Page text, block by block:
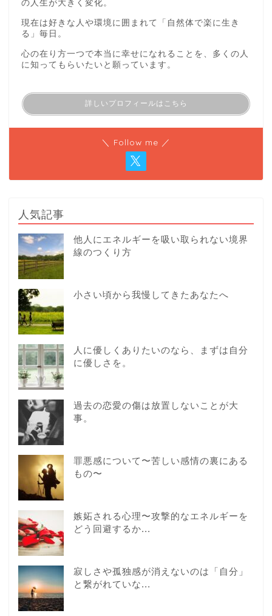
の人生が大きく変化。
現在は好きな人や環境に囲まれて「自然体で楽に生き
る」毎日。
心の在り方一つで本当に幸せになれることを、多くの人
に知ってもらいたいと願っています。
詳しいプロフィールはこちら
＼ Follow me ／
人気記事
他人にエネルギーを吸い取られない境界
線のつくり方
小さい頃から我慢してきたあなたへ
人に優しくありたいのなら、まずは自分
に優しさを。
過去の恋愛の傷は放置しないことが大
事。
罪悪感について〜苦しい感情の裏にある
もの〜
嫉妬される心理〜攻撃的なエネルギーを
どう回避するか...
寂しさや孤独感が消えないのは「自分」
と繋がれていな...